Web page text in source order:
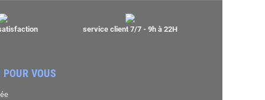
service client 7/7 - 9h à 22H
VOUS